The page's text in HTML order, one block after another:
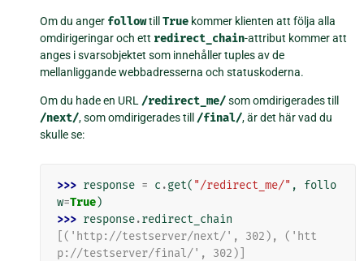
Om du anger followtillTrue kommer klienten att följa alla
omdirigeringar och ett redirect_chain-attribut kommer att
anges i svarsobjektet som innehåller tuples av de
mellanliggande webbadresserna och statuskoderna.
Om du hade en URL /redirect_me/som omdirigerades till
/next/, som omdirigerades till /final/, är det här vad du
skulle se:
>>> response = c .get( "/redirect_me/" ,
follo
w=True)
>>> response.redirect_chain
[('http://testserver/next/', 302), ('htt
p://testserver/final/', 302)]